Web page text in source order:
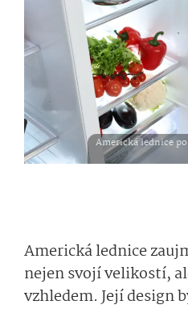
Americká lednice
Americká lednice
nejen svojí velikostí,
vzhledem. Její design